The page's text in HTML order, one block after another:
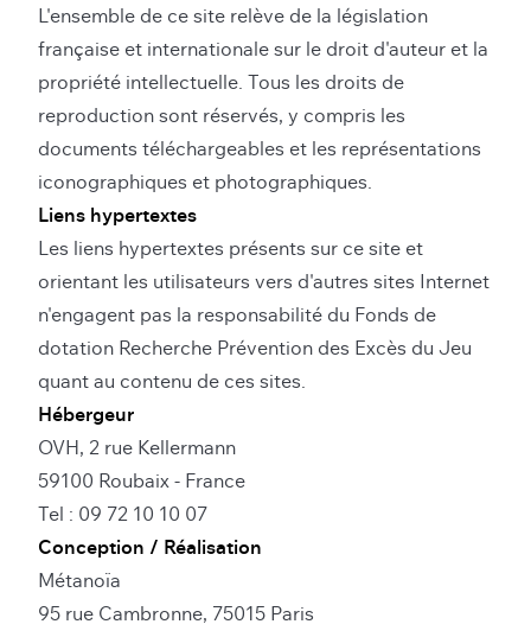
L'ensemble de ce site relève de la législation
française et internationale sur le droit d'auteur et la
propriété intellectuelle. Tous les droits de
reproduction sont réservés, y compris les
documents téléchargeables et les représentations
iconographiques et photographiques.
Liens hypertextes
Les liens hypertextes présents sur ce site et
orientant les utilisateurs vers d'autres sites Internet
n'engagent pas la responsabilité du Fonds de
dotation Recherche Prévention des Excès du Jeu
quant au contenu de ces sites.
Hébergeur
OVH, 2 rue Kellermann
59100 Roubaix - France
Tel : 09 72 10 10 07
Conception / Réalisation
Métanoïa
95 rue Cambronne, 75015 Paris